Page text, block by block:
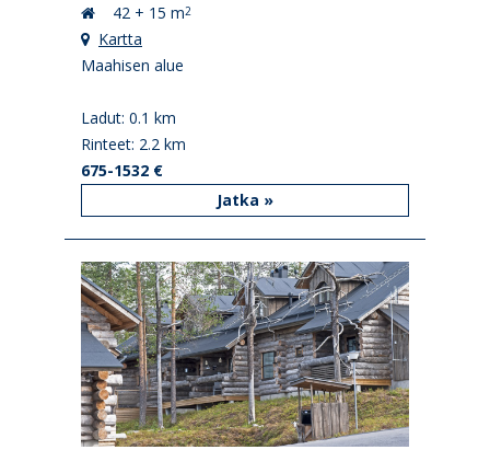
42 + 15 m2
Kartta
Maahisen alue
Ladut: 0.1 km
Rinteet: 2.2 km
675-1532 €
Jatka »